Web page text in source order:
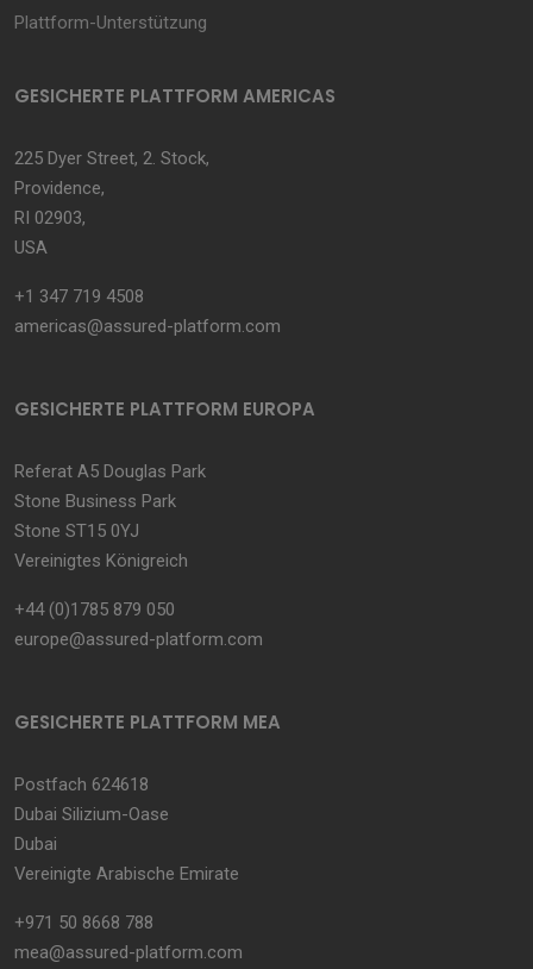
Plattform-Unterstützung
GESICHERTE PLATTFORM AMERICAS
225 Dyer Street, 2. Stock,
Providence,
RI 02903,
USA
+1 347 719 4508
americas@assured-platform.com
GESICHERTE PLATTFORM EUROPA
Referat A5 Douglas Park
Stone Business Park
Stone ST15 0YJ
Vereinigtes Königreich
+44 (0)1785 879 050
europe@assured-platform.com
GESICHERTE PLATTFORM MEA
Postfach 624618
Dubai Silizium-Oase
Dubai
Vereinigte Arabische Emirate
+971 50 8668 788
mea@assured-platform.com